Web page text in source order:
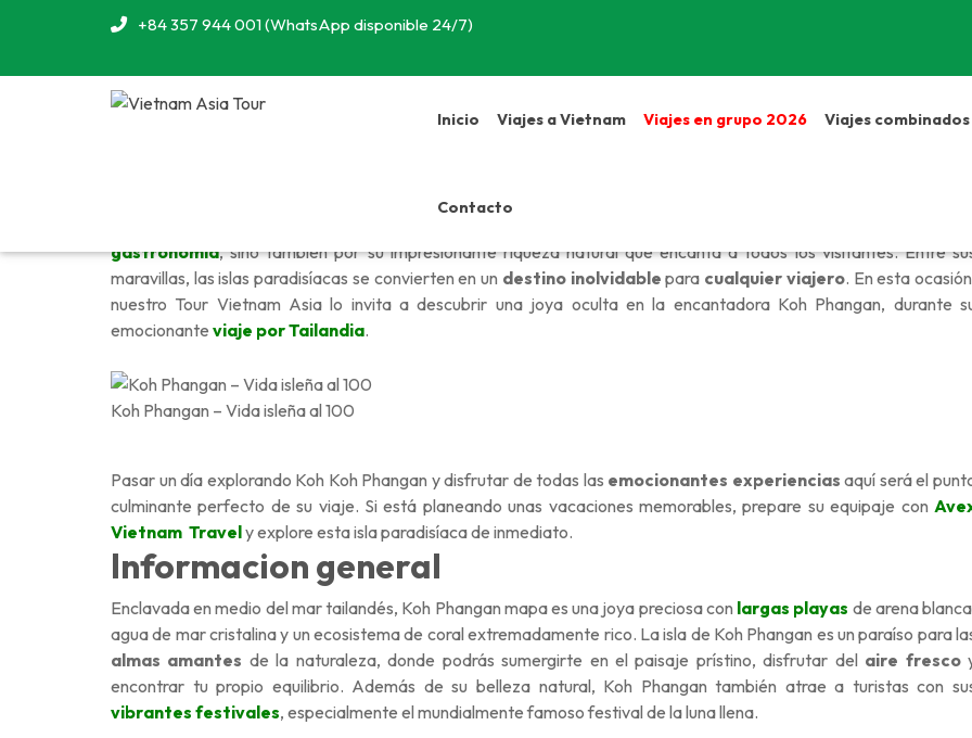
+84 357 944 001 (WhatsApp disponible 24/7)
Inicio Viajes a Vietnam Viajes en grupo 2026 Viajes combinados
Contacto
gastronomía, sino también por su impresionante riqueza natural que encanta a todos los visitantes. Entre
maravillas, las islas paradisíacas se convierten en un destino inolvidable para cualquier viajero. En esta
nuestro Tour Vietnam Asia lo invita a descubrir una joya oculta en la encantadora Koh Phangan, durante
emocionante viaje por Tailandia.
Koh Phangan – Vida isleña al 100
Pasar un día explorando Koh Koh Phangan y disfrutar de todas las emocionantes experiencias aquí será el
culminante perfecto de su viaje. Si está planeando unas vacaciones memorables, prepare su equipaje con
Vietnam Travely explore esta isla paradisíaca de inmediato.
Informacion general
Enclavada en medio del mar tailandés, Koh Phangan mapa es una joya preciosa con largas playas de arena
agua de mar cristalina y un ecosistema de coral extremadamente rico. La isla de Koh Phangan es un paraíso para
almas amantes de la naturaleza, donde podrás sumergirte en el paisaje prístino, disfrutar del aire fresco
encontrar tu propio equilibrio. Además de su belleza natural, Koh Phangan también atrae a turistas con
vibrantes festivales, especialmente el mundialmente famoso festival de la luna llena.